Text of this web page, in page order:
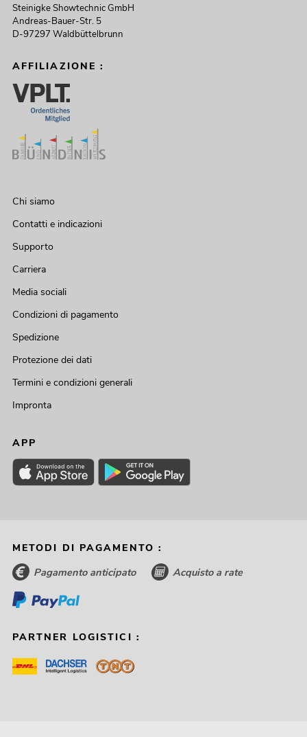
Steinigke Showtechnic GmbH
Andreas-Bauer-Str. 5
D-97297 Waldbüttelbrunn
AFFILIAZIONE :
Chi siamo
Contatti e indicazioni
Supporto
Carriera
Media sociali
Condizioni di pagamento
Spedizione
Protezione dei dati
Termini e condizioni generali
Impronta
APP
METODI DI PAGAMENTO :
Pagamento anticipato Acquisto a rate
PARTNER LOGISTICI :